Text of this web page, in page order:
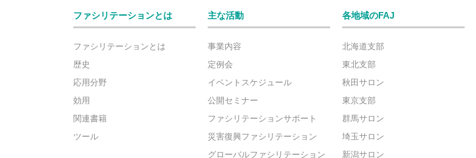
ファシリテーションとは
ファシリテーションとは
歴史
応用分野
効用
関連書籍
ツール
主な活動
事業内容
定例会
イベントスケジュール
公開セミナー
ファシリテーションサポート
災害復興ファシリテーション
グローバルファシリテーション
各地域のFAJ
北海道支部
東北支部
秋田サロン
東京支部
群馬サロン
埼玉サロン
新潟サロン